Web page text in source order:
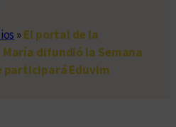
»El portal de la
difundió la Semana
participará Eduvim